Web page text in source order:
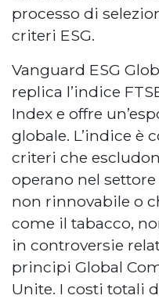
processo di
criteri ESG.
Vanguard ESG
replica l’indice
Index e offre
globale. L’indice è
criteri che
operano nel
non rinnovabile o
come il tabacco,
in controversie
principi Global
Unite. I costi totali